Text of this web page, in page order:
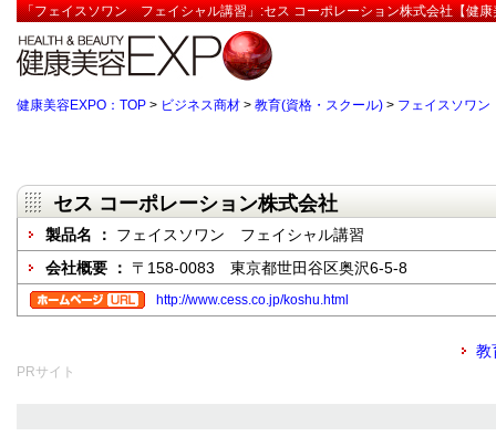
「フェイスソワン フェイシャル講習」:セス コーポレーション株式会社【健康
健康美容EXPO：TOP > ビジネス商材 > 教育(資格・スクール) > フェイスソワ
セス コーポレーション株式会社
製品名 ： フェイスソワン フェイシャル講習
会社概要 ： 〒158-0083 東京都世田谷区奥沢6-5-8
http://www.cess.co.jp/koshu.html
教
PRサイト